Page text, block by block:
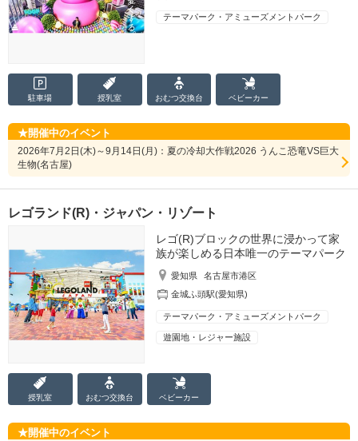
テーマパーク・アミューズメントパーク
駐車場 授乳室 おむつ交換台 ベビーカー
開催中のイベント
2026年7月2日(木)～9月14日(月)：夏の冷却大作戦2026 うんこ恐竜VS巨大
生物(名古屋)
レゴランド(R)・ジャパン・リゾート
レゴ(R)ブロックの世界に浸かって家
族が楽しめる日本唯一のテーマパーク
愛知県
名古屋市港区
金城ふ頭駅(愛知県)
テーマパーク・アミューズメントパーク
遊園地・レジャー施設
授乳室 おむつ交換台 ベビーカー
開催中のイベント